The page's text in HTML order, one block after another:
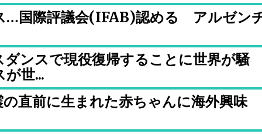
国際評議会(IFAB)認める アルゼン
ンスで現役復帰することに世界が騒
世...
直前に生まれた赤ちゃんに海外興味